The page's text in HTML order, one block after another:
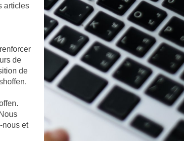
articles
de
de
nous et